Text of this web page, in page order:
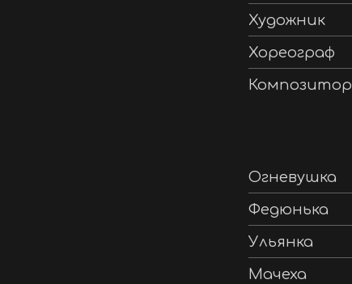
Художник
Хореограф
Композитор
Огневушка
Федюнька
Ульянка
Мачеха